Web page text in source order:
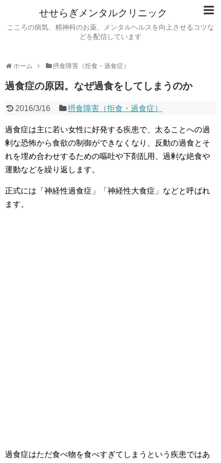
せせらぎメンタルクリニック
こころの病気、精神科のお薬、メンタルヘルスを向上させるコツな
どを配信しています
ホーム 摂食障害（拒食・過食症）
過食症の原因。なぜ過食をしてしまうのか
2016/3/16 摂食障害（拒食・過食症）
過食症は主に若い女性に好発する疾患で、太ることへの過
剰な恐怖から食欲の制御ができなくなり、反動の過食とそ
れを埋め合わせするための嘔吐や下剤乱用、過剰な絶食や
運動などを繰り返します。
正式には「神経性過食症」「神経性大食症」などと呼ばれ
ます。
過食症はただ食べ物を食べすぎてしまうという疾患ではあ